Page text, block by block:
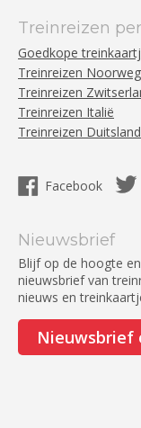
Treinreizen
Goedkope
Treinreizen
Treinreizen
Treinreizen Italië
Treinreizen Duitsland
Facebook
Nieuwsbrief
Blijf op de hoogte
nieuwsbrief van
nieuws en
Nieuwsbrief